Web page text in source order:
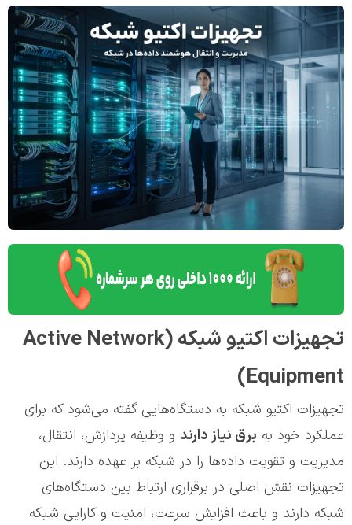
تجهیزات اکتیو شبکه (Active Network
Equipment)
تجهیزات اکتیو شبکه به دستگاه‌هایی گفته می‌شود که برای
عملکرد خود به برق نیاز دارند و وظیفه پردازش، انتقال،
مدیریت و تقویت داده‌ها را در شبکه بر عهده دارند. این
تجهیزات نقش اصلی در برقراری ارتباط بین دستگاه‌های
شبکه دارند و باعث افزایش سرعت، امنیت و کارایی شبکه